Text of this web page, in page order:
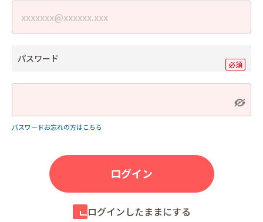
パスワード
パスワードお忘れの方はこちら
ログインしたままにする